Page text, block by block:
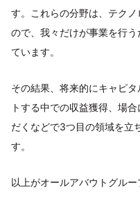
す。これらの分野は、テク
ので、我々だけが事業を行
ています。
その結果、将来的にキャピ
トする中での収益獲得、場
だくなどで3つ目の領域を立
す。
以上がオールアバウトグルー